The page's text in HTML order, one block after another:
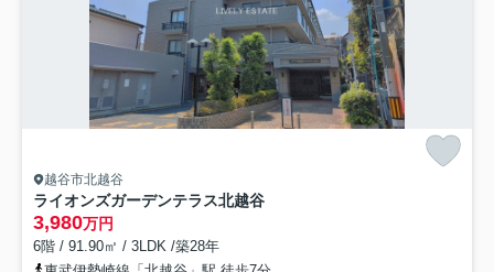
越谷市北越谷
ライオンズガーデンテラス北越谷
3,980万円
6階 / 91.90㎡ / 3LDK /築28年